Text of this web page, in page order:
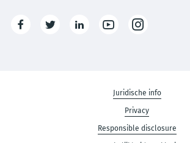
YoutubeInstagram
Juridische info
Privacy
Responsible disclosure